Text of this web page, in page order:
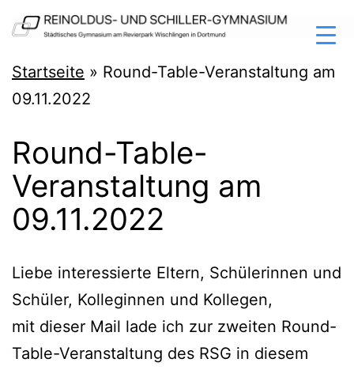
Zum
Inhalt
springen
Reinoldus-
und
Gymnasium
Dortmund
Startseite » Round-Table-Veranstaltung am
09.11.2022
Round-Table-
Veranstaltung am
09.11.2022
Lie­be inter­es­sier­te Eltern, Schü­le­rin­nen und
Schü­ler, Kol­le­gin­nen und Kollegen,
mit die­ser Mail lade ich zur zwei­ten Round-
Table-Ver­an­stal­tung des RSG in die­sem